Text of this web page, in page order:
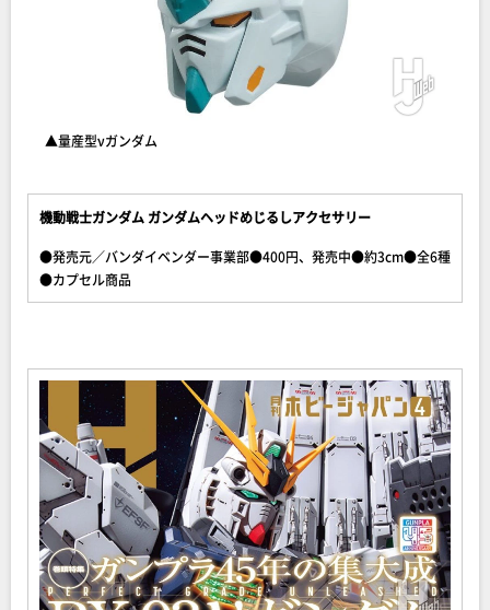
▲量産型νガンダム
機動戦士ガンダム ガンダムヘッドめじるしアクセサリー
●発売元／バンダイベンダー事業部●400円、発売中●約3cm●全6種
●カプセル商品